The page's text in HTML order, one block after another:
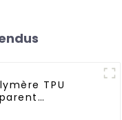
TPU